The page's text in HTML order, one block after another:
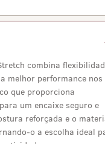
combina
melhor performance nos
que proporciona
um encaixe seguro e
reforçada e o
o a escolha ideal